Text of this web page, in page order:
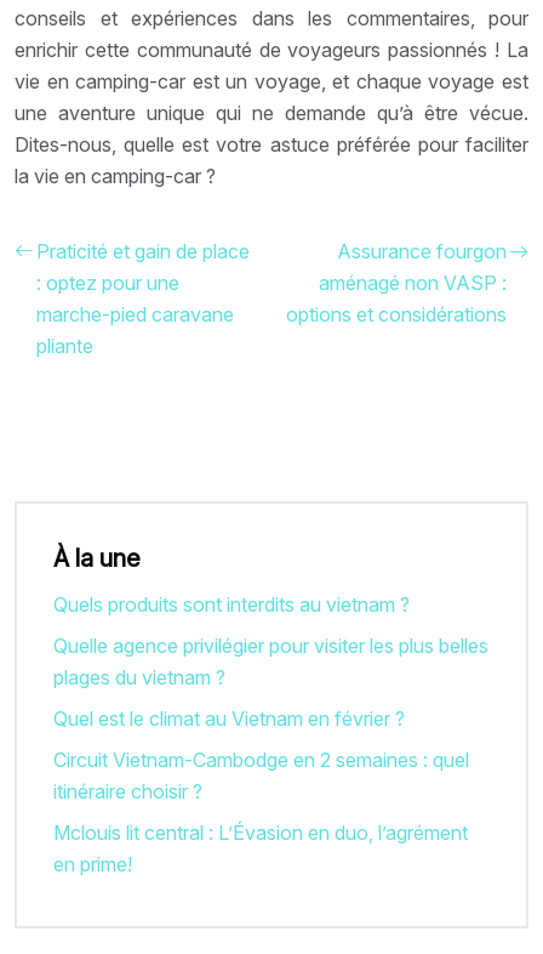
conseils et expériences dans les commentaires, pour
enrichir cette communauté de voyageurs passionnés ! La
vie en camping-car est un voyage, et chaque voyage est
une aventure unique qui ne demande qu’à être vécue.
Dites-nous, quelle est votre astuce préférée pour faciliter
la vie en camping-car ?
Praticité et gain de place
: optez pour une
marche-pied caravane
pliante
Assurance fourgon
aménagé non VASP :
options et considérations
À la une
Quels produits sont interdits au vietnam ?
Quelle agence privilégier pour visiter les plus belles
plages du vietnam ?
Quel est le climat au Vietnam en février ?
Circuit Vietnam-Cambodge en 2 semaines : quel
itinéraire choisir ?
Mclouis lit central : L’Évasion en duo, l’agrément
en prime!